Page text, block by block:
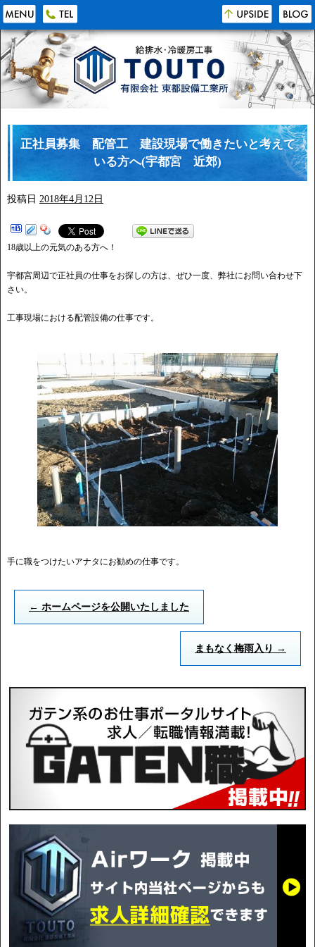
正社員募集 配管工 建設現場で働きたいと考えて
いる方へ(宇都宮 近郊)
投稿日 2018年4月12日
18歳以上の元気のある方へ！
宇都宮周辺で正社員の仕事をお探しの方は、ぜひ一度、弊社にお問い合わせ下
さい。
工事現場における配管設備の仕事です。
手に職をつけたいアナタにお勧めの仕事です。
← ホームページを公開いたしました
まもなく梅雨入り →